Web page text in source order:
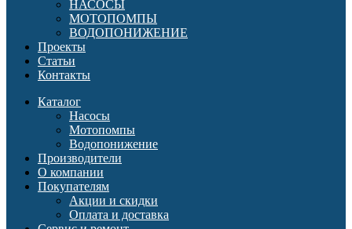
НАСОСЫ
МОТОПОМПЫ
ВОДОПОНИЖЕНИЕ
Проекты
Статьи
Контакты
Каталог
Насосы
Мотопомпы
Водопонижение
Производители
О компании
Покупателям
Акции и скидки
Оплата и доставка